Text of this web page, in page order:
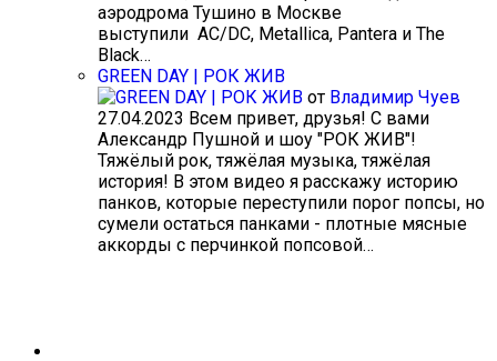
аэродрома Тушино в Москве
выступили AC/DC, Metallica, Pantera и The
Black…
GREEN DAY | РОК ЖИВ
от Владимир Чуев
27.04.2023 Всем привет, друзья! С вами
Александр Пушной и шоу "РОК ЖИВ"!
Тяжёлый рок, тяжёлая музыка, тяжёлая
история! В этом видео я расскажу историю
панков, которые переступили порог попсы, но
сумели остаться панками - плотные мясные
аккорды с перчинкой попсовой…